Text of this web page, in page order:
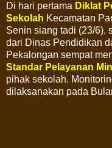
Di hari pertama Diklat
Sekolah Kecamatan
Senin siang tadi (23/6),
dari Dinas Pendidikan
Pekalongan sempat
Standar Pelayanan
pihak sekolah.
dilaksanakan pada